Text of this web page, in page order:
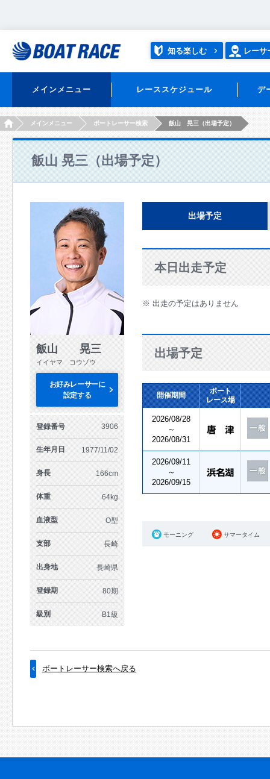
知る楽しむ レーサ
メインメニュー レーススケジュール デ
HOMEメインメニュー ボートレーサー検索 飯山 晃三（出場予定）
飯山 晃三（出場予定）
飯山 晃三
イイヤマ コウゾウ
お好みレーサーに
設定する
登録番号 3906
生年月日 1977/11/02
身長 166cm
体重 64kg
血液型 O型
支部 長崎
出身地 長崎県
登録期 80期
級別 B1級
出場予定
本日出走予定
※ 出走の予定はありません
出場予定
開催期間
ボート
レース場
2026/08/28
～
2026/08/31
2026/09/11
～
2026/09/15
モーニング サマータイム
ボートレーサー検索へ戻る